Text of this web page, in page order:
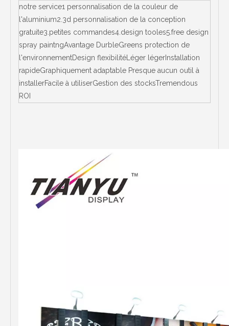
notre service1 personnalisation de la couleur de
l'aluminium2.3d personnalisation de la conception
gratuite3.petites commandes4.design tooles5.free design
spray paintngAvantage DurbleGreens protection de
l'environnementDesign flexibilitéLéger légerInstallation
rapideGraphiquement adaptable Presque aucun outil à
installerFacile à utiliserGestion des stocksTremendous
ROI